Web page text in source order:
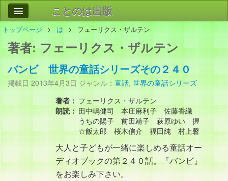
ことのは出版
作品
事業案内
会社情報
お問い合わせ
トップページ は フェーリクス・ザルテン
著者:フェーリクス・ザルテン
バンビ 世界の童話シリーズその２４０
掲載日 2013年4月3日 ジャンル： 童話, 世界の童話シリーズ
著者： フェーリクス・ザルテン
朗読： 田中嶋健司 本庄麻利子 佐藤香織
うちの陽子 前田靖子 萩原ゆい 握
☆飯太郎 桜木信介 福田純 村上馨
大人と子どもが一緒に楽しめる童話オー
ディオブックの第２４０話。『バンビ』
をお楽しみ下さい。